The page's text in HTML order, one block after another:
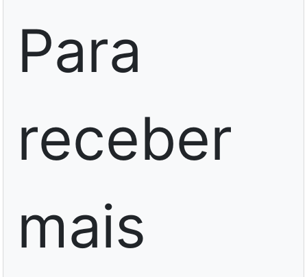
Para
receber
mais